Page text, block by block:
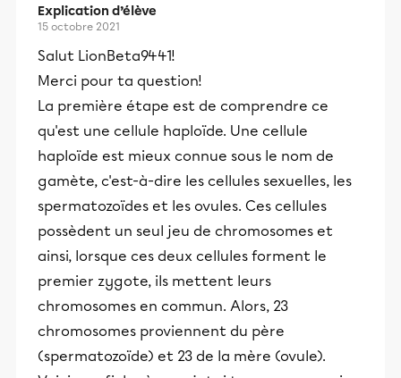
Explication d’élève
15 octobre 2021
Salut LionBeta9441!
Merci pour ta question!
La première étape est de comprendre ce
qu'est une cellule haploïde. Une cellule
haploïde est mieux connue sous le nom de
gamète, c'est-à-dire les cellules sexuelles, les
spermatozoïdes et les ovules. Ces cellules
possèdent un seul jeu de chromosomes et
ainsi, lorsque ces deux cellules forment le
premier zygote, ils mettent leurs
chromosomes en commun. Alors, 23
chromosomes proviennent du père
(spermatozoïde) et 23 de la mère (ovule).